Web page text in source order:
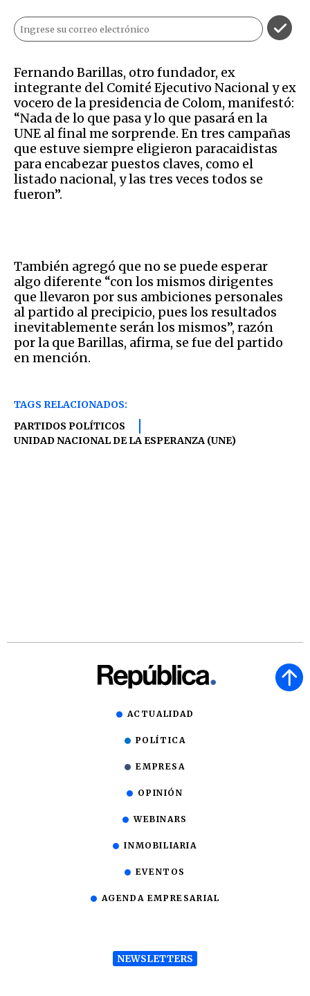
Fernando Barillas, otro fundador, ex
integrante del Comité Ejecutivo Nacional y ex
vocero de la presidencia de Colom, manifestó:
“Nada de lo que pasa y lo que pasará en la
UNE al final me sorprende. En tres campañas
que estuve siempre eligieron paracaidistas
para encabezar puestos claves, como el
listado nacional, y las tres veces todos se
fueron”.
También agregó que no se puede esperar
algo diferente “con los mismos dirigentes
que llevaron por sus ambiciones personales
al partido al precipicio, pues los resultados
inevitablemente serán los mismos”, razón
por la que Barillas, afirma, se fue del partido
en mención.
TAGS RELACIONADOS:
PARTIDOS POLÍTICOS
UNIDAD NACIONAL DE LA ESPERANZA (UNE)
ACTUALIDAD
POLÍTICA
EMPRESA
OPINIÓN
WEBINARS
INMOBILIARIA
EVENTOS
AGENDA EMPRESARIAL
NEWSLETTERS